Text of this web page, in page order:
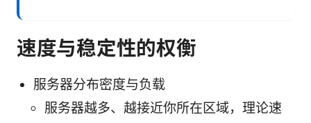
速度与稳定性的权衡
服务器分布密度与负载
服务器越多、越接近你所在区域，理论速